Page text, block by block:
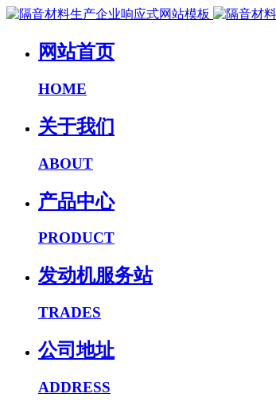
网站首页
HOME
关于我们
ABOUT
产品中心
PRODUCT
发动机服务站
TRADES
公司地址
ADDRESS